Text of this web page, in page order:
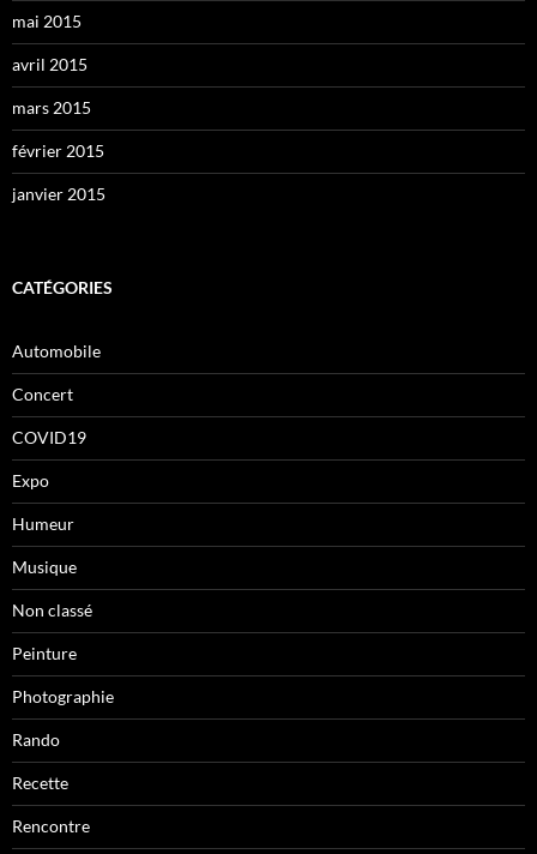
mai 2015
avril 2015
mars 2015
février 2015
janvier 2015
CATÉGORIES
Automobile
Concert
COVID19
Expo
Humeur
Musique
Non classé
Peinture
Photographie
Rando
Recette
Rencontre